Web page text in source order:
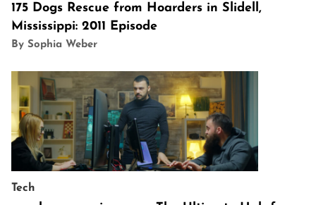
175 Dogs Rescue from Hoarders in Slidell,
Mississippi: 2011 Episode
By Sophia Weber
Tech